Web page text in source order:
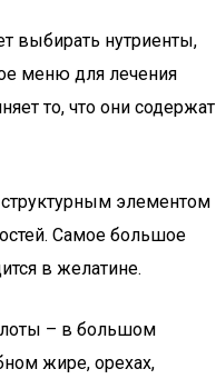
выбирать нутриенты,
меню для лечения
то, что они содержат
элементом
Самое большое
в желатине.
– в большом
жире, орехах,